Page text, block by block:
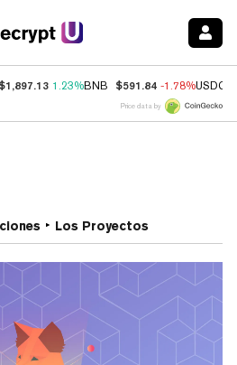
$1,897.13 1.23%BNB $591.84 -1.78%USDC
Price data by
Los Proyectos